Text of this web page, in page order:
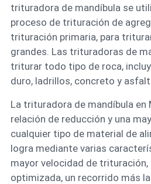
trituradora de mandíbula se
proceso de trituración de
trituración primaria, para
grandes. Las trituradoras de
triturar todo tipo de roca,
duro, ladrillos, concreto y
La trituradora de mandíbula en
relación de reducción y una
cualquier tipo de material de
logra mediante varias
mayor velocidad de
optimizada, un recorrido más